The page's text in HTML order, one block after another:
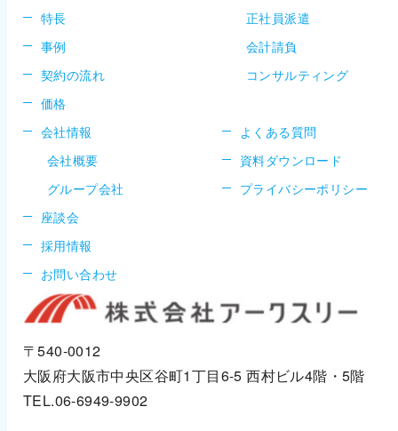
特長
事例
契約の流れ
価格
正社員派遣
会計請負
コンサルティング
会社情報
会社概要
グループ会社
座談会
採用情報
お問い合わせ
よくある質問
資料ダウンロード
プライバシーポリシー
〒540-0012
大阪府大阪市中央区谷町1丁目6-5西村ビル4階・5階
TEL.06-6949-9902